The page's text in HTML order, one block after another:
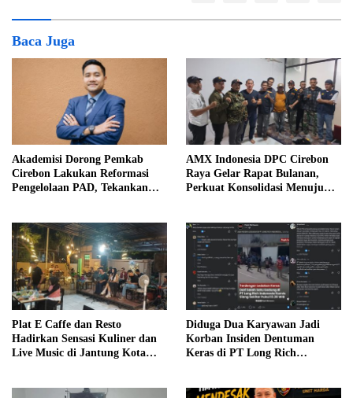
Baca Juga
Akademisi Dorong Pemkab
Cirebon Lakukan Reformasi
Pengelolaan PAD, Tekankan
AMX Indonesia DPC Cirebon
Raya Gelar Rapat Bulanan,
Perkuat Konsolidasi Menuju
Plat E Caffe dan Resto
Hadirkan Sensasi Kuliner dan
Live Music di Jantung Kota
Diduga Dua Karyawan Jadi
Korban Insiden Dentuman
Keras di PT Long Rich